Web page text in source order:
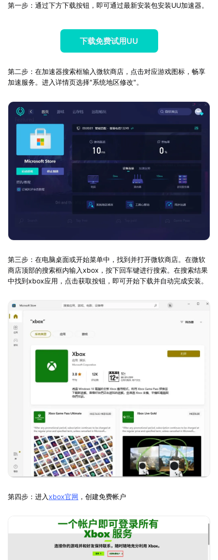
第一步：通过下方下载按钮，即可通过最新安装包安装UU加速器。
下载免费试用UU
第二步：在加速器搜索框输入微软商店，点击对应游戏图标，畅享
加速服务。进入详情页选择"系统地区修改"。
第三步：在电脑桌面或开始菜单中，找到并打开微软商店。在微软
商店顶部的搜索框内输入xbox，按下回车键进行搜索。在搜索结果
中找到xbox应用，点击获取按钮，即可开始下载并自动完成安装。
第四步：进入xbox官网 ，创建免费帐户